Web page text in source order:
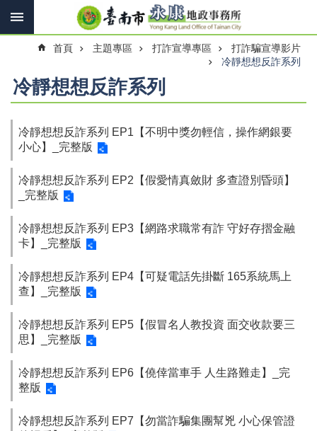
跳到主要內容區塊
搜
訊
息
快
報
機
關
簡
線
上
申
辦
與
便
民
服
首頁 主題專區 打詐宣導專區
打詐騙宣導影片
冷靜想想反詐系列
冷靜想想反詐系列
冷靜想想反詐系列 EP1【不明中獎勿輕信，操作網銀要
小心】_完整版
冷靜想想反詐系列 EP2【假愛情真斂財 多查證別昏頭】
_完整版
冷靜想想反詐系列 EP3【網路求職常有詐 守好存摺金融
卡】_完整版
冷靜想想反詐系列 EP4【可疑電話先掛斷 165系統馬上
查】_完整版
冷靜想想反詐系列 EP5【假冒名人教投資 面交收款要三
思】_完整版
冷靜想想反詐系列 EP6【僥倖當車手 人生路難走】_完
整版
冷靜想想反詐系列 EP7【勿當詐騙集團幫兇 小心保管證